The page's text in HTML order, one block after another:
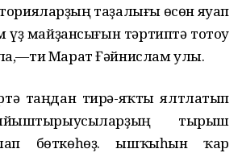
таҙалығы өсөн яуап
үҙ майҙансығын тәртиптә тотоу
Марат Ғәйнислам улы.
таңдан тирә-яҡты ялтлатып
тырыш
бөткөһөҙ. Ҡышҡыһын ҡар